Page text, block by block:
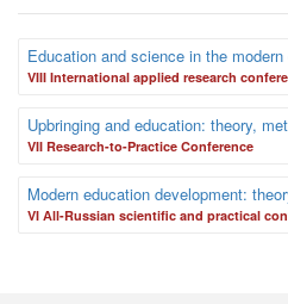
Education and science in the
VIII International applied research
Upbringing and education: theory,
VII Research-to-Practice Conference
Modern education development:
VI Аll-Russian scientific and practical